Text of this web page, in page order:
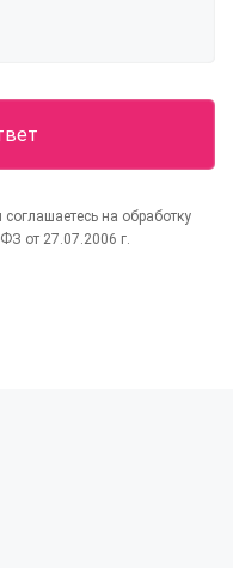
на обработку
от 27.07.2006 г.